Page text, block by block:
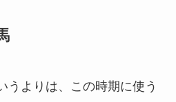
うよりは、この時期に使う